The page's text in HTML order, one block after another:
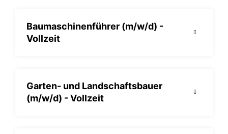
Baumaschinenführer (m/w/d) -
Vollzeit
Garten- und Landschaftsbauer
(m/w/d) - Vollzeit